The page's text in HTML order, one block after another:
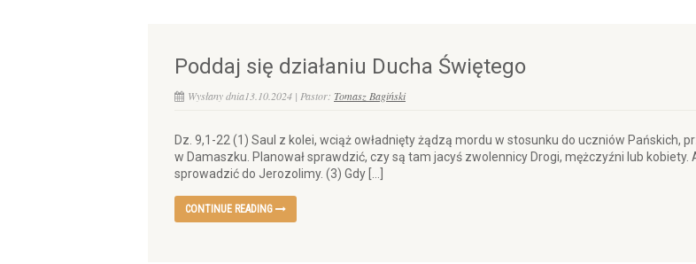
Poddaj się działaniu Ducha Świętego
Wysłany dnia13.10.2024 | Pastor: Tomasz Bagiński
Dz. 9,1-22 (1) Saul z kolei, wciąż owładnięty żądzą mordu w stosunku do uczniów Pańskich,
w Damaszku. Planował sprawdzić, czy są tam jacyś zwolennicy Drogi, mężczyźni lub kobiety.
sprowadzić do Jerozolimy. (3) Gdy […]
CONTINUE READING